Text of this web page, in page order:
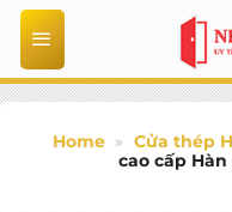
Bỏ
qua
nội
dung
Home » Cửa thép
cao cấp Hàn